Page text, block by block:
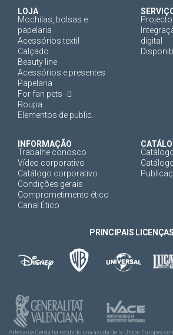
LOJA
Mochilas, bolsas e
papelaria
Acessórios textil
Calçado
Beauty line
Acessórios e presentes
Papelaria
For fan pets
Roupa
Elementos de public.
digital
INFORMAÇÃO
Trabalhe conosco
Vídeo corporativo
Catálogo corporativo
Condições gerais
Comprometimento ético
Canal Ético
PRINCIPAIS LICENÇAS
Artesanía Cerdá ha recibido una ayuda de la Unión Europea